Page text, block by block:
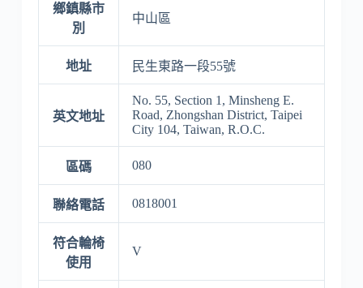
鄉鎮縣市
別
中山區
地址 民生東路一段55號
英文地址
No. 55, Section 1, Minsheng E.
Road, Zhongshan District, Taipei
City 104, Taiwan, R.O.C.
區碼 080
聯絡電話 0818001
符合輪椅
使用
V